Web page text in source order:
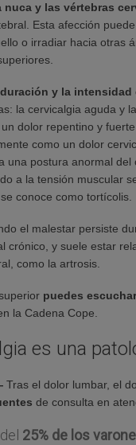
nuca y las vértebras
Esta afección
o irradiar hacia otras
y la intensidad
la cervicalgia aguda y
dolor repentino y
como un dolor
una postura anormal
a la tensión muscular
conoce como tortícolis.
el malestar persiste
crónico, y suele estar
como la artrosis.
puedes
la Cadena Cope.
es una
Tras el dolor lumbar, el
de consulta en
25% de los